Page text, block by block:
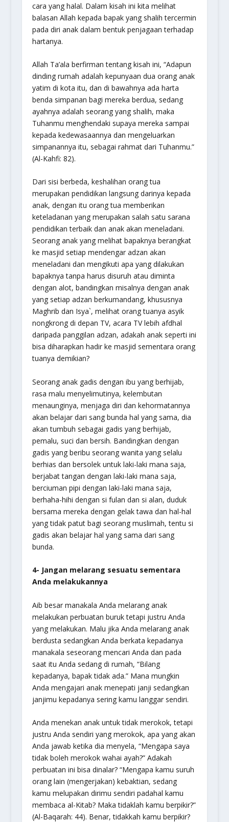
cara yang halal. Dalam kisah ini kita melihat
balasan Allah kepada bapak yang shalih tercermin
pada diri anak dalam bentuk penjagaan terhadap
hartanya.
Allah Ta’ala berfirman tentang kisah ini, “Adapun
dinding rumah adalah kepunyaan dua orang anak
yatim di kota itu, dan di bawahnya ada harta
benda simpanan bagi mereka berdua, sedang
ayahnya adalah seorang yang shalih, maka
Tuhanmu menghendaki supaya mereka sampai
kepada kedewasaannya dan mengeluarkan
simpanannya itu, sebagai rahmat dari Tuhanmu.”
(Al-Kahfi: 82).
Dari sisi berbeda, keshalihan orang tua
merupakan pendidikan langsung darinya kepada
anak, dengan itu orang tua memberikan
keteladanan yang merupakan salah satu sarana
pendidikan terbaik dan anak akan meneladani.
Seorang anak yang melihat bapaknya berangkat
ke masjid setiap mendengar adzan akan
meneladani dan mengikuti apa yang dilakukan
bapaknya tanpa harus disuruh atau diminta
dengan alot, bandingkan misalnya dengan anak
yang setiap adzan berkumandang, khususnya
Maghrib dan Isya`, melihat orang tuanya asyik
nongkrong di depan TV, acara TV lebih afdhal
daripada panggilan adzan, adakah anak seperti ini
bisa diharapkan hadir ke masjid sementara orang
tuanya demikian?
Seorang anak gadis dengan ibu yang berhijab,
rasa malu menyelimutinya, kelembutan
menaunginya, menjaga diri dan kehormatannya
akan belajar dari sang bunda hal yang sama, dia
akan tumbuh sebagai gadis yang berhijab,
pemalu, suci dan bersih. Bandingkan dengan
gadis yang beribu seorang wanita yang selalu
berhias dan bersolek untuk laki-laki mana saja,
berjabat tangan dengan laki-laki mana saja,
berciuman pipi dengan laki-laki mana saja,
berhaha-hihi dengan si fulan dan si alan, duduk
bersama mereka dengan gelak tawa dan hal-hal
yang tidak patut bagi seorang muslimah, tentu si
gadis akan belajar hal yang sama dari sang
bunda.
4- Jangan melarang sesuatu sementara
Anda melakukannya
Aib besar manakala Anda melarang anak
melakukan perbuatan buruk tetapi justru Anda
yang melakukan. Malu jika Anda melarang anak
berdusta sedangkan Anda berkata kepadanya
manakala seseorang mencari Anda dan pada
saat itu Anda sedang di rumah, “Bilang
kepadanya, bapak tidak ada.” Mana mungkin
Anda mengajari anak menepati janji sedangkan
janjimu kepadanya sering kamu langgar sendiri.
Anda menekan anak untuk tidak merokok, tetapi
justru Anda sendiri yang merokok, apa yang akan
Anda jawab ketika dia menyela, “Mengapa saya
tidak boleh merokok wahai ayah?” Adakah
perbuatan ini bisa dinalar? “Mengapa kamu suruh
orang lain (mengerjakan) kebaktian, sedang
kamu melupakan dirimu sendiri padahal kamu
membaca al-Kitab? Maka tidaklah kamu berpikir?”
(Al-Baqarah: 44). Benar, tidakkah kamu berpikir?